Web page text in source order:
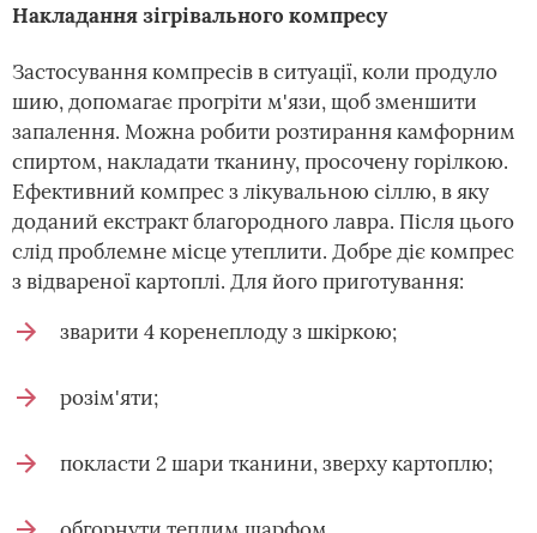
Накладання зігрівального компресу
Застосування компресів в ситуації, коли продуло
шию, допомагає прогріти м'язи, щоб зменшити
запалення. Можна робити розтирання камфорним
спиртом, накладати тканину, просочену горілкою.
Ефективний компрес з лікувальною сіллю, в яку
доданий екстракт благородного лавра. Після цього
слід проблемне місце утеплити. Добре діє компрес
з відвареної картоплі. Для його приготування:
зварити 4 коренеплоду з шкіркою;
розім'яти;
покласти 2 шари тканини, зверху картоплю;